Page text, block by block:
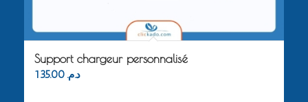
Support chargeur personnalisé
د.م. 135.00